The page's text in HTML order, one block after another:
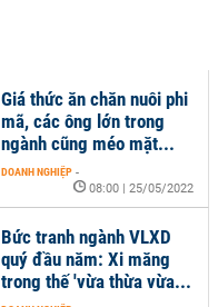
Giá thức ăn chăn nuôi phi
mã, các ông lớn trong
ngành cũng méo mặt...
DOANH NGHIỆP -
08:00 | 25/05/2022
Bức tranh ngành VLXD
quý đầu năm: Xi măng
trong thế 'vừa thừa vừa...